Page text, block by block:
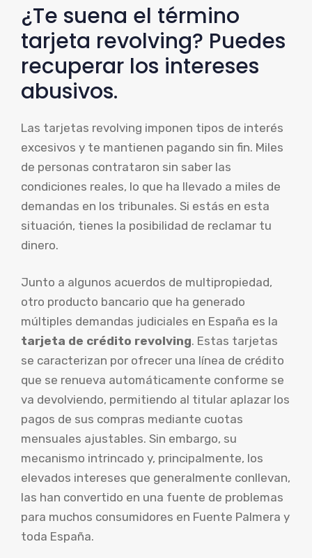
¿Te suena el término
tarjeta revolving? Puedes
recuperar los intereses
abusivos.
Las tarjetas revolving imponen tipos de interés
excesivos y te mantienen pagando sin fin. Miles
de personas contrataron sin saber las
condiciones reales, lo que ha llevado a miles de
demandas en los tribunales. Si estás en esta
situación, tienes la posibilidad de reclamar tu
dinero.
Junto a algunos acuerdos de multipropiedad,
otro producto bancario que ha generado
múltiples demandas judiciales en España es la
tarjeta de crédito revolving. Estas tarjetas
se caracterizan por ofrecer una línea de crédito
que se renueva automáticamente conforme se
va devolviendo, permitiendo al titular aplazar los
pagos de sus compras mediante cuotas
mensuales ajustables. Sin embargo, su
mecanismo intrincado y, principalmente, los
elevados intereses que generalmente conllevan,
las han convertido en una fuente de problemas
para muchos consumidores en Fuente Palmera y
toda España.